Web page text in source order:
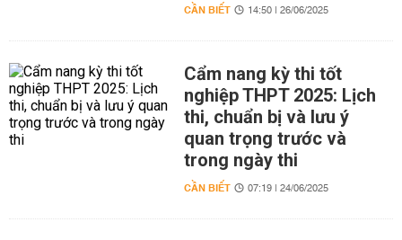
CẦN BIẾT 14:50 | 26/06/2025
Cẩm nang kỳ thi tốt
nghiệp THPT 2025: Lịch
thi, chuẩn bị và lưu ý
quan trọng trước và
trong ngày thi
CẦN BIẾT 07:19 | 24/06/2025